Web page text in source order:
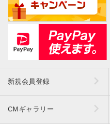
新規会員登録
CMギャラリー